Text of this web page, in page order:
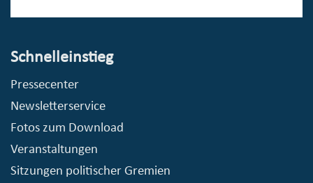
Schnelleinstieg
Pressecenter
Newsletterservice
Fotos zum Download
Veranstaltungen
Sitzungen politischer Gremien